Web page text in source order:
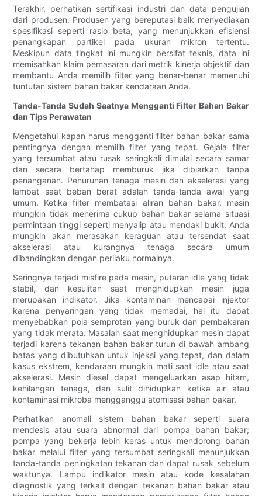
Terakhir, perhatikan sertifikasi industri dan data pengujian
dari produsen. Produsen yang bereputasi baik menyediakan
spesifikasi seperti rasio beta, yang menunjukkan efisiensi
penangkapan partikel pada ukuran mikron tertentu.
Meskipun data tingkat ini mungkin bersifat teknis, data ini
memisahkan klaim pemasaran dari metrik kinerja objektif dan
membantu Anda memilih filter yang benar-benar memenuhi
tuntutan sistem bahan bakar kendaraan Anda.
Tanda-Tanda Sudah Saatnya Mengganti Filter Bahan Bakar
dan Tips Perawatan
Mengetahui kapan harus mengganti filter bahan bakar sama
pentingnya dengan memilih filter yang tepat. Gejala filter
yang tersumbat atau rusak seringkali dimulai secara samar
dan secara bertahap memburuk jika dibiarkan tanpa
penanganan. Penurunan tenaga mesin dan akselerasi yang
lambat saat beban berat adalah tanda-tanda awal yang
umum. Ketika filter membatasi aliran bahan bakar, mesin
mungkin tidak menerima cukup bahan bakar selama situasi
permintaan tinggi seperti menyalip atau mendaki bukit. Anda
mungkin akan merasakan keraguan atau tersendat saat
akselerasi atau kurangnya tenaga secara umum
dibandingkan dengan perilaku normalnya.
Seringnya terjadi misfire pada mesin, putaran idle yang tidak
stabil, dan kesulitan saat menghidupkan mesin juga
merupakan indikator. Jika kontaminan mencapai injektor
karena penyaringan yang tidak memadai, hal itu dapat
menyebabkan pola semprotan yang buruk dan pembakaran
yang tidak merata. Masalah saat menghidupkan mesin dapat
terjadi karena tekanan bahan bakar turun di bawah ambang
batas yang dibutuhkan untuk injeksi yang tepat, dan dalam
kasus ekstrem, kendaraan mungkin mati saat idle atau saat
akselerasi. Mesin diesel dapat mengeluarkan asap hitam,
kehilangan tenaga, dan sulit dihidupkan ketika air atau
kontaminasi mikroba mengganggu atomisasi bahan bakar.
Perhatikan anomali sistem bahan bakar seperti suara
mendesis atau suara abnormal dari pompa bahan bakar;
pompa yang bekerja lebih keras untuk mendorong bahan
bakar melalui filter yang tersumbat seringkali menunjukkan
tanda-tanda peningkatan tekanan dan dapat rusak sebelum
waktunya. Lampu indikator mesin atau kode kesalahan
diagnostik yang terkait dengan tekanan bahan bakar atau